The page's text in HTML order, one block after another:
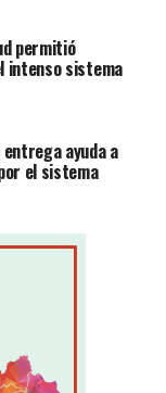
permitió
intenso sistema
ayuda a
el sistema